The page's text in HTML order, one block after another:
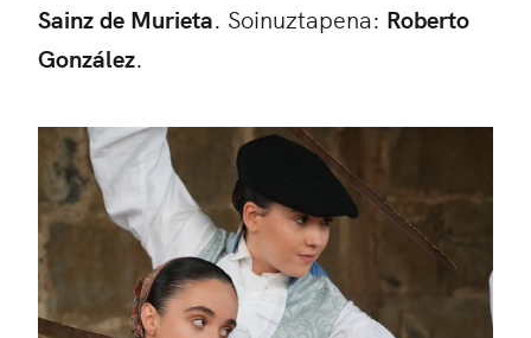
Sainz de Murieta. Soinuztapena: Roberto
González.